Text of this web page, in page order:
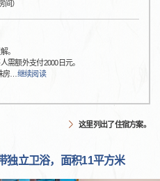
间）
。
需额外支付2000日元。
房
继续阅读
这里列出了住宿方案。
独立卫浴，面积11平方米